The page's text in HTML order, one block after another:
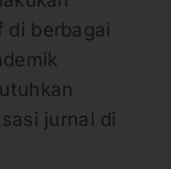
di berbagai
jurnal di